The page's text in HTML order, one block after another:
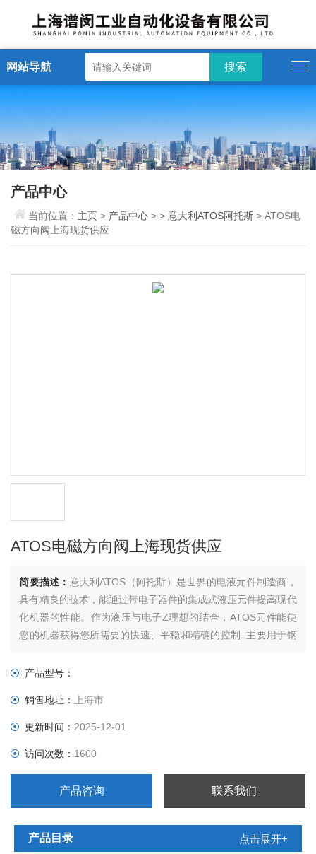
网站导航
产品中心
当前位置： 主页> 产品中心 > >意大利ATOS阿托斯 > ATOS电
磁方向阀上海现货供应
ATOS电磁方向阀上海现货供应
简要描述： 意大利ATOS（阿托斯）是世界的电液元件制造商，
具有精良的技术，能通过带电子器件的集成式液压元件提高现代
化机器的性能。作为液压与电子Z理想的结合，ATOS元件能使
您的机器获得您所需要的快速、平稳和精确的控制. 主要用于钢
产品型号：
销售地址：上海市
更新时间：2025-12-01
访问次数： 1600
产品咨询 联系我们
产品目录 点击展开+